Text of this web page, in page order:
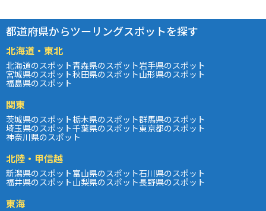
都道府県からツーリングスポットを探す
北海道・東北
北海道のスポット青森県のスポット岩手県のスポット
宮城県のスポット秋田県のスポット山形県のスポット
福島県のスポット
関東
茨城県のスポット栃木県のスポット群馬県のスポット
埼玉県のスポット千葉県のスポット東京都のスポット
神奈川県のスポット
北陸・甲信越
新潟県のスポット富山県のスポット石川県のスポット
福井県のスポット山梨県のスポット長野県のスポット
東海